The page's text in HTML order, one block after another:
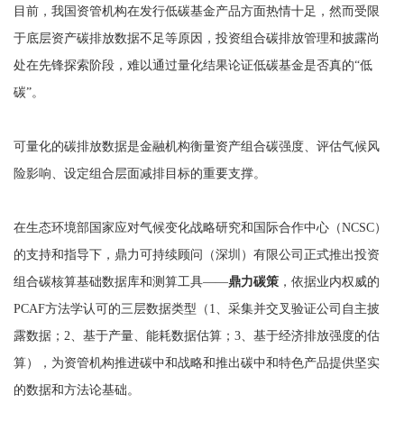
目前，我国资管机构在发行低碳基金产品方面热情十足，然而受限
于底层资产碳排放数据不足等原因，投资组合碳排放管理和披露尚
处在先锋探索阶段，难以通过量化结果论证低碳基金是否真的“低
碳”。
可量化的碳排放数据是金融机构衡量资产组合碳强度、评估气候风
险影响、设定组合层面减排目标的重要支撑。
在生态环境部国家应对气候变化战略研究和国际合作中心（NCSC）
的支持和指导下，鼎力可持续顾问（深圳）有限公司正式推出投资
组合碳核算基础数据库和测算工具——鼎力碳策 ，依据业内权威的
PCAF方法学认可的三层数据类型（1、采集并交叉验证公司自主披
露数据；2、基于产量、能耗数据估算；3、基于经济排放强度的估
算），为资管机构推进碳中和战略和推出碳中和特色产品提供坚实
的数据和方法论基础。